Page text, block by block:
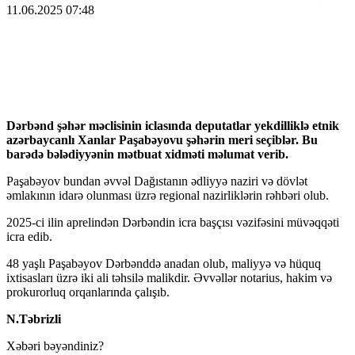
11.06.2025 07:48
Dərbənd şəhər məclisinin iclasında deputatlar yekdilliklə etnik
azərbaycanlı Xanlar Paşabəyovu şəhərin meri seçiblər. Bu
barədə bələdiyyənin mətbuat xidməti məlumat verib.
Paşabəyov bundan əvvəl Dağıstanın ədliyyə naziri və dövlət
əmlakının idarə olunması üzrə regional nazirliklərin rəhbəri olub.
2025-ci ilin aprelindən Dərbəndin icra başçısı vəzifəsini müvəqqəti
icra edib.
48 yaşlı Paşabəyov Dərbənddə anadan olub, maliyyə və hüquq
ixtisasları üzrə iki ali təhsilə malikdir. Əvvəllər notarius, hakim və
prokurorluq orqanlarında çalışıb.
N.Təbrizli
Xəbəri bəyəndiniz?